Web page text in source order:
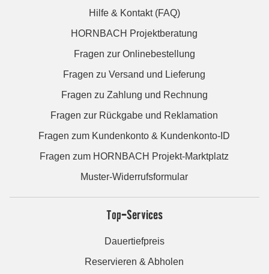
Hilfe & Kontakt (FAQ)
HORNBACH Projektberatung
Fragen zur Onlinebestellung
Fragen zu Versand und Lieferung
Fragen zu Zahlung und Rechnung
Fragen zur Rückgabe und Reklamation
Fragen zum Kundenkonto & Kundenkonto-ID
Fragen zum HORNBACH Projekt-Marktplatz
Muster-Widerrufsformular
Top-Services
Dauertiefpreis
Reservieren & Abholen